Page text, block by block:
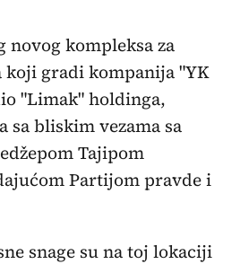
novog kompleksa za
koji gradi kompanija "YK
"Limak" holdinga,
sa bliskim vezama sa
Tajipom
Partijom pravde i
snage su na toj lokaciji